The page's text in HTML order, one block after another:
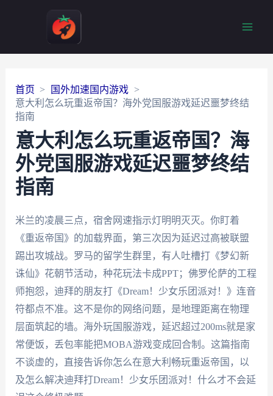
首页
国外加速国内游戏
意大利怎么玩重返帝国？海外党国服游戏延迟噩梦终结
指南
意大利怎么玩重返帝国？海
外党国服游戏延迟噩梦终结
指南
米兰的凌晨三点，宿舍网速指示灯明明灭灭。你盯着
《重返帝国》的加载界面，第三次因为延迟过高被联盟
踢出攻城战。罗马的留学生群里，有人吐槽打《梦幻新
诛仙》花朝节活动，种花玩法卡成PPT；佛罗伦萨的工程
师抱怨，迪拜的朋友打《Dream！少女乐团派对！》连音
符都点不准。这不是你的网络问题，是地理距离在物理
层面筑起的墙。海外玩国服游戏，延迟超过200ms就是家
常便饭，丢包率能把MOBA游戏变成回合制。这篇指南
不谈虚的，直接告诉你怎么在意大利畅玩重返帝国，以
及怎么解决迪拜打Dream！少女乐团派对！什么才不会延